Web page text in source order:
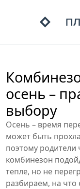
осень –
выбору
Осень – время
может быть
поэтому родители
комбинезон
тепле, но не
разбираем, на что